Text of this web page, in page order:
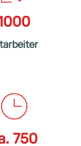
750